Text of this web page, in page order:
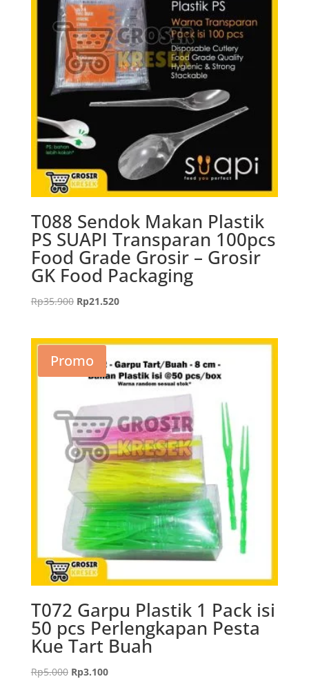
T088 Sendok Makan Plastik
PS SUAPI Transparan 100pcs
Food Grade Grosir – Grosir
GK Food Packaging
Rp35.900 Harga
Rp35.900.
Rp21.520Harga
adalah:
Rp21.520.
Promo
T072 Garpu Plastik 1 Pack isi
50 pcs Perlengkapan Pesta
Kue Tart Buah
Rp5.000 Harga
Rp3.100Harga